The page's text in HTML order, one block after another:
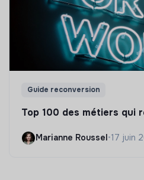
Guide reconversion
Top 100 des métiers qui
Marianne Roussel•17 juin